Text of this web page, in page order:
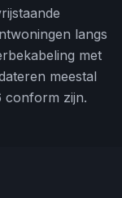
langs
met
meestal
conform zijn.